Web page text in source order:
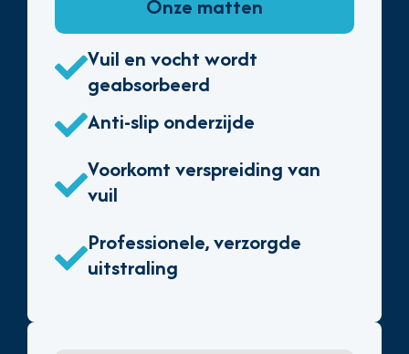
Onze matten
Vuil en vocht wordt
geabsorbeerd
Anti-slip onderzijde
Voorkomt verspreiding van
vuil
Professionele, verzorgde
uitstraling